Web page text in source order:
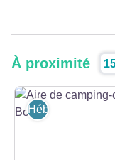
À proximité
Hébergement